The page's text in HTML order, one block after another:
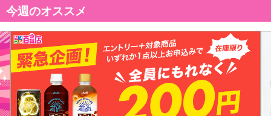
今週のオススメ